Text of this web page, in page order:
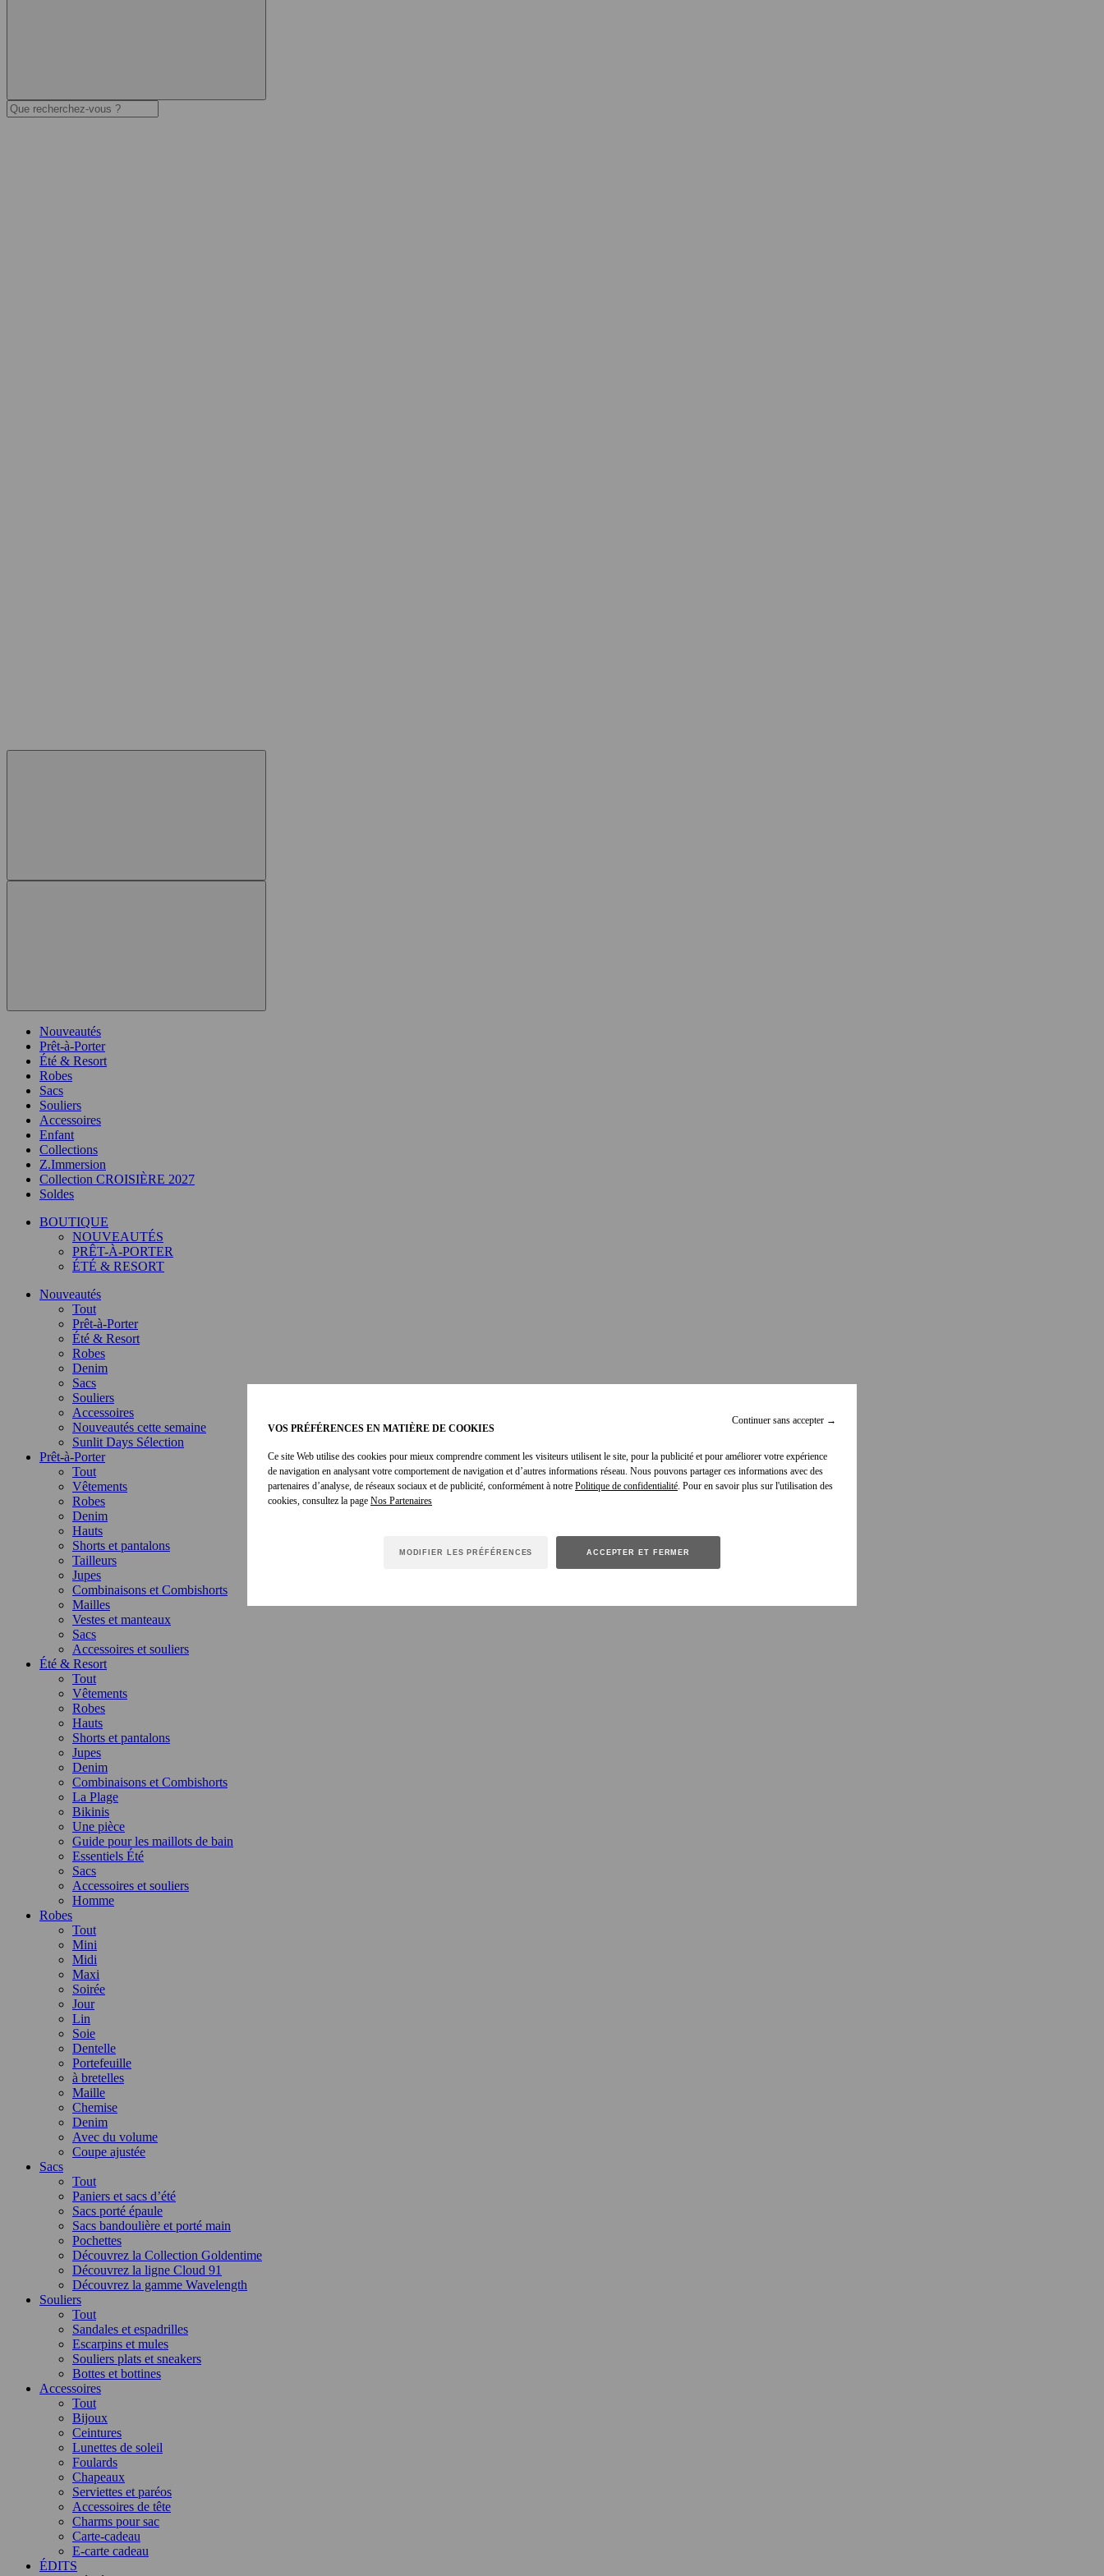
Continuer sans accepter →
VOS PRÉFÉRENCES EN MATIÈRE DE COOKIES
Ce site Web utilise des cookies pour mieux comprendre comment les visiteurs utilisent le site, pour la publicité et pour améliorer votre expérience
de navigation en analysant votre comportement de navigation et d’autres informations réseau. Nous pouvons partager ces informations avec des
partenaires d’analyse, de réseaux sociaux et de publicité, conformément à notre Politique de confidentialité. Pour en savoir plus sur l'utilisation des
cookies, consultez la page
MODIFIER LES PRÉFÉRENCES ACCEPTER ET FERMER
Nouveautés
Prêt-à-Porter
Été & Resort
Robes
Sacs
Souliers
Accessoires
Enfant
Collections
Z.Immersion
Collection CROISIÈRE 2027
Soldes
BOUTIQUE
NOUVEAUTÉS
PRÊT-À-PORTER
ÉTÉ & RESORT
Nouveautés
Tout
Prêt-à-Porter
Été & Resort
Robes
Denim
Sacs
Souliers
Accessoires
Nouveautés cette semaine
Sunlit Days Sélection
Prêt-à-Porter
Tout
Vêtements
Robes
Denim
Hauts
Shorts et pantalons
Tailleurs
Jupes
Combinaisons et Combishorts
Mailles
Vestes et manteaux
Sacs
Accessoires et souliers
Été & Resort
Tout
Vêtements
Robes
Hauts
Shorts et pantalons
Jupes
Denim
Combinaisons et Combishorts
La Plage
Bikinis
Une pièce
Guide pour les maillots de bain
Essentiels Été
Sacs
Accessoires et souliers
Homme
Robes
Tout
Mini
Midi
Maxi
Soirée
Jour
Lin
Soie
Dentelle
Portefeuille
à bretelles
Maille
Chemise
Denim
Avec du volume
Coupe ajustée
Sacs
Tout
Paniers et sacs d’été
Sacs porté épaule
Sacs bandoulière et porté main
Pochettes
Découvrez la Collection Goldentime
Découvrez la ligne Cloud 91
Découvrez la gamme Wavelength
Souliers
Tout
Sandales et espadrilles
Escarpins et mules
Souliers plats et sneakers
Bottes et bottines
Accessoires
Tout
Bijoux
Ceintures
Lunettes de soleil
Foulards
Chapeaux
Serviettes et paréos
Accessoires de tête
Charms pour sac
Carte-cadeau
E-carte cadeau
ÉDITS